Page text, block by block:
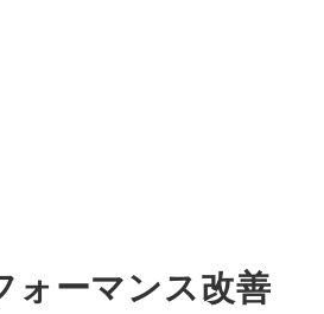
ォーマンス改善